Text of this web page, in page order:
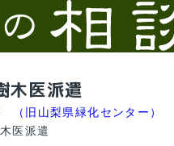
木医派遣
（旧山梨県緑化センター）
医派遣